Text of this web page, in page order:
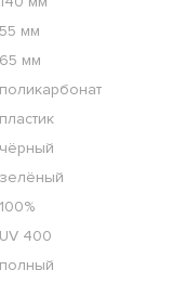
55 мм
65 мм
поликарбонат
пластик
чёрный
зелёный
100%
UV 400
полный